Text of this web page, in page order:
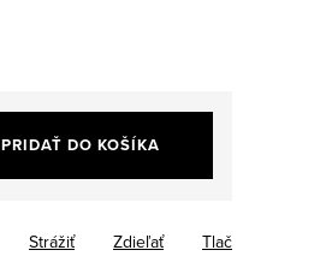
PRIDAŤ DO KOŠÍKA
Tlač
Strážiť Zdieľať